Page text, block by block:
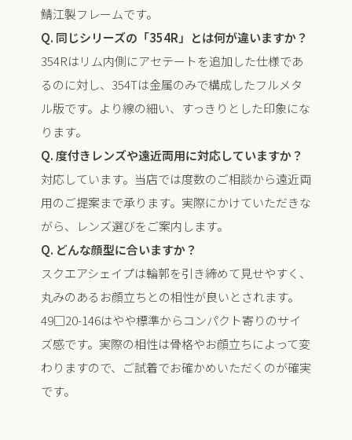
鯖江製フレームです。
Q. 同じシリーズの「354R」とは何が違いますか？
354Rはリム内側にアセテートを追加した仕様であ
るのに対し、354Tは金属のみで構成したフルメタ
ル版です。より線の細い、すっきりとした印象にな
ります。
Q. 度付きレンズや遠近両用に対応していますか？
対応しています。当店では度数のご相談から遠近両
用のご提案まで承ります。実際にかけていただきな
がら、レンズ選びをご案内します。
Q. どんな顔型に合いますか？
スクエアシェイプは輪郭を引き締めて見せやすく、
丸みのあるお顔立ちとの相性が良いとされます。
49□20-146はやや標準からコンパクト寄りのサイ
ズ感です。実際の相性は骨格やお顔立ちによって変
わりますので、ご試着でお確かめいただくのが確実
です。